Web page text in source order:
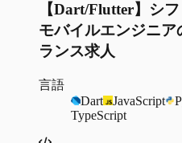
【Dart/Flutter】シ
モバイルエンジニ
ランス求人
言語
Dart
JavaScript
TypeScript